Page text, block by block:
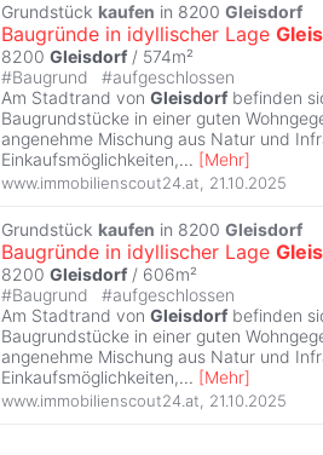
Grundstück kaufen in 8200 Gleisdorf
Baugründe in idyllischer Lage
8200 Gleisdorf / 574m²
#Baugrund #aufgeschlossen
Am Stadtrand von Gleisdorf befinden
Baugrundstücke in einer guten
angenehme Mischung aus Natur und
Einkaufsmöglichkeiten,... [Mehr]
www.immobilienscout24.at 21.10.2025
Grundstück kaufen in 8200 Gleisdorf
Baugründe in idyllischer Lage
8200 Gleisdorf / 606m²
#Baugrund #aufgeschlossen
Am Stadtrand von Gleisdorf befinden
Baugrundstücke in einer guten
angenehme Mischung aus Natur und
Einkaufsmöglichkeiten,... [Mehr]
www.immobilienscout24.at 21.10.2025